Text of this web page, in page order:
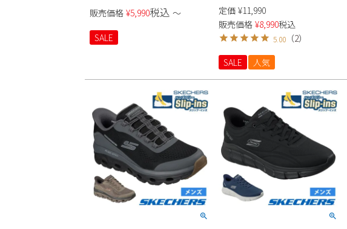
販売価格 ¥5,990税込 〜
SALE
キー ペース 232469W
SKECHERS Slip-ins Summits -
Key Pace 靴 ワイド幅 幅広
定価 ¥11,990
販売価格 ¥8,990税込
5.00（2）
SALE
人気